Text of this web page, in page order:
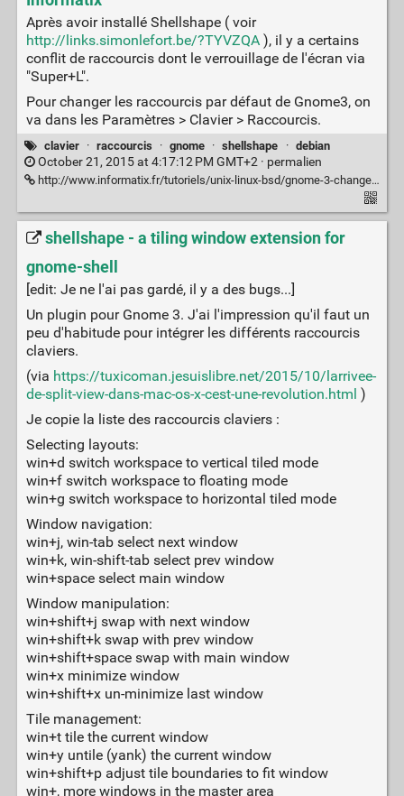
Après avoir installé Shellshape ( voir
http://links.simonlefort.be/?TYVZQA), il y a certains
conflit de raccourcis dont le verrouillage de l'écran via
"Super+L".
Pour changer les raccourcis par défaut de Gnome3, on
va dans les Paramètres > Clavier > Raccourcis.
clavier · raccourcis · gnome · shellshape · debian
October 21, 2015 at 4:17:12 PM GMT+2 · permalien
http://www.informatix.fr/tutoriels/unix-linux-bsd/gnome-3-changer-les-raccourcis-clavier-systemes-186
shellshape - a tiling window extension for
gnome-shell
[edit: Je ne l'ai pas gardé, il y a des bugs...]
Un plugin pour Gnome 3. J'ai l'impression qu'il faut un
peu d'habitude pour intégrer les différents raccourcis
claviers.
(via https://tuxicoman.jesuislibre.net/2015/10/larrivee-
de-split-view-dans-mac-os-x-cest-une-revolution.html )
Je copie la liste des raccourcis claviers :
Selecting layouts:
win+d switch workspace to vertical tiled mode
win+f switch workspace to floating mode
win+g switch workspace to horizontal tiled mode
Window navigation:
win+j, win-tab select next window
win+k, win-shift-tab select prev window
win+space select main window
Window manipulation:
win+shift+j swap with next window
win+shift+k swap with prev window
win+shift+space swap with main window
win+x minimize window
win+shift+x un-minimize last window
Tile management:
win+t tile the current window
win+y untile (yank) the current window
win+shift+p adjust tile boundaries to fit window
win+, more windows in the master area